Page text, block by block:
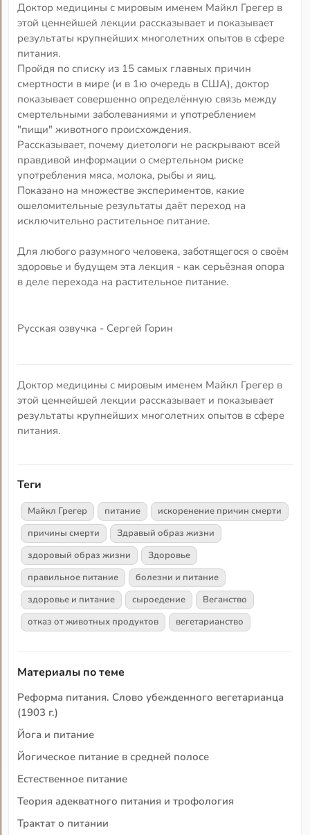
Доктор медицины с мировым именем Майкл Грегер в
этой ценнейшей лекции рассказывает и показывает
результаты крупнейших многолетних опытов в сфере
питания.
Пройдя по списку из 15 самых главных причин
смертности в мире (и в 1ю очередь в США), доктор
показывает совершенно определённую связь между
смертельными заболеваниями и употреблением
"пищи" животного происхождения.
Рассказывает, почему диетологи не раскрывают всей
правдивой информации о смертельном риске
употребления мяса, молока, рыбы и яиц.
Показано на множестве экспериментов, какие
ошеломительные результаты даёт переход на
исключительно растительное питание.
Для любого разумного человека, заботящегося о своём
здоровье и будущем эта лекция - как серьёзная опора
в деле перехода на растительное питание.
Русская озвучка - Сергей Горин
Доктор медицины с мировым именем Майкл Грегер в
этой ценнейшей лекции рассказывает и показывает
результаты крупнейших многолетних опытов в сфере
питания.
Теги
Майкл Грегер питание
искоренение причин смерти
причины смерти
Здравый образ жизни
здоровый образ жизни
Здоровье
правильное питание
болезни и питание
здоровье и питание
сыроедение
Веганство
отказ от животных продуктов
вегетарианство
Материалы по теме
Реформа питания. Слово убежденного вегетарианца
(1903 г.)
Йога и питание
Йогическое питание в средней полосе
Естественное питание
Теория адекватного питания и трофология
Трактат о питании